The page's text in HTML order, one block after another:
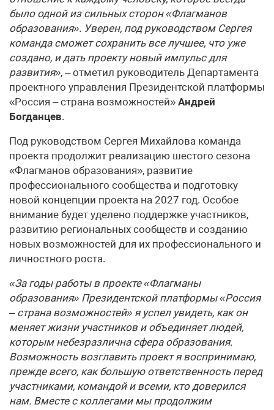
было одной из сильных сторон «Флагманов
образования». Уверен, под руководством Сергея
команда сможет сохранить все лучшее, что уже
создано, и дать проекту новый импульс для
развития», – отметил руководитель Департамента
проектного управления Президентской платформы
«Россия – страна возможностей» Андрей
Богданцев.
Под руководством Сергея Михайлова команда
проекта продолжит реализацию шестого сезона
«Флагманов образования», развитие
профессионального сообщества и подготовку
новой концепции проекта на 2027 год. Особое
внимание будет уделено поддержке участников,
развитию региональных сообществ и созданию
новых возможностей для их профессионального и
личностного роста.
«За годы работы в проекте «Флагманы
образования» Президентской платформы «Россия
– страна возможностей» я успел увидеть, как он
меняет жизни участников и объединяет людей,
которым небезразлична сфера образования.
Возможность возглавить проект я воспринимаю,
прежде всего, как большую ответственность перед
участниками, командой и всеми, кто доверился
нам. Вместе с коллегами мы продолжим